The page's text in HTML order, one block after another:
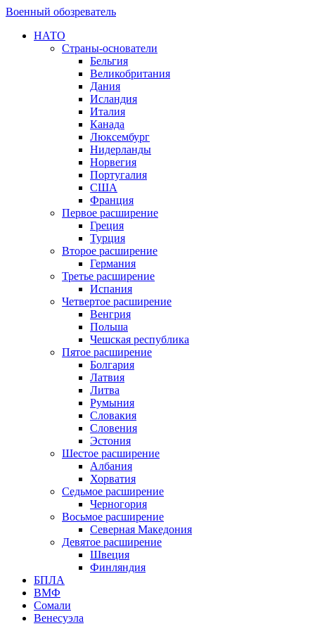
Военный обозреватель
НАТО
Страны-основатели
Бельгия
Великобритания
Дания
Исландия
Италия
Канада
Люксембург
Нидерланды
Норвегия
Португалия
США
Франция
Первое расширение
Греция
Турция
Второе расширение
Германия
Третье расширение
Испания
Четвертое расширение
Венгрия
Польша
Чешская республика
Пятое расширение
Болгария
Латвия
Литва
Румыния
Словакия
Словения
Эстония
Шестое расширение
Албания
Хорватия
Седьмое расширение
Черногория
Восьмое расширение
Северная Македония
Девятое расширение
Швеция
Финляндия
БПЛА
ВМФ
Сомали
Венесуэла